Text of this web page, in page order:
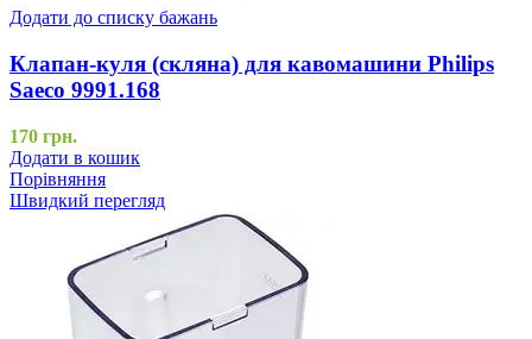
Додати до списку бажань
Клапан-куля (скляна) для кавомашини Philips
Saeco 9991.168
170 грн.
Додати в кошик
Порівняння
Швидкий перегляд